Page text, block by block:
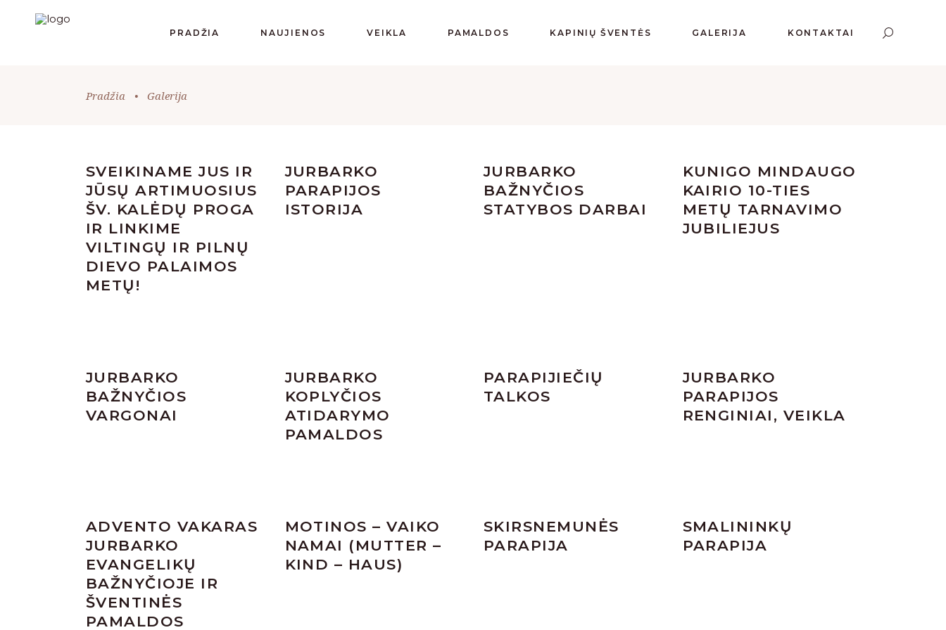
PRADŽIA NAUJIENOS VEIKLA PAMALDOS KAPINIŲ ŠVENTĖS GALERIJA KONTAKTAI
Pradžia • Galerija
SVEIKINAME JUS IR
JŪSŲ ARTIMUOSIUS
ŠV. KALĖDŲ PROGA
IR LINKIME
VILTINGŲ IR PILNŲ
DIEVO PALAIMOS
METŲ!
JURBARKO
PARAPIJOS
ISTORIJA
JURBARKO
BAŽNYČIOS
STATYBOS DARBAI
KUNIGO MINDAUGO
KAIRIO 10-TIES
METŲ TARNAVIMO
JUBILIEJUS
JURBARKO
BAŽNYČIOS
VARGONAI
JURBARKO
KOPLYČIOS
ATIDARYMO
PAMALDOS
PARAPIJIEČIŲ
TALKOS
JURBARKO
PARAPIJOS
RENGINIAI, VEIKLA
ADVENTO VAKARAS
JURBARKO
EVANGELIKŲ
BAŽNYČIOJE IR
ŠVENTINĖS
PAMALDOS
MOTINOS – VAIKO
NAMAI (MUTTER –
KIND – HAUS)
SKIRSNEMUNĖS
PARAPIJA
SMALININKŲ
PARAPIJA